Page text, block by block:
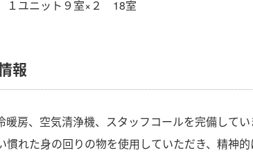
１ユニット９室×２ 18室
報
暖房、空気清浄機、スタッフコールを完備してい
慣れた身の回りの物を使用していただき、精神